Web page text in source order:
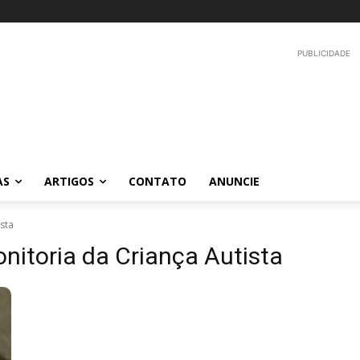
PUBLICIDADE
ARTIGOS CONTATO ANUNCIE
da Criança Autista